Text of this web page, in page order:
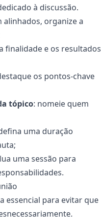
à discussão.
organize a
finalidade e os resultados
os pontos-chave
tópico: nomeie quem
uma duração
uma sessão para
essencial para evitar que